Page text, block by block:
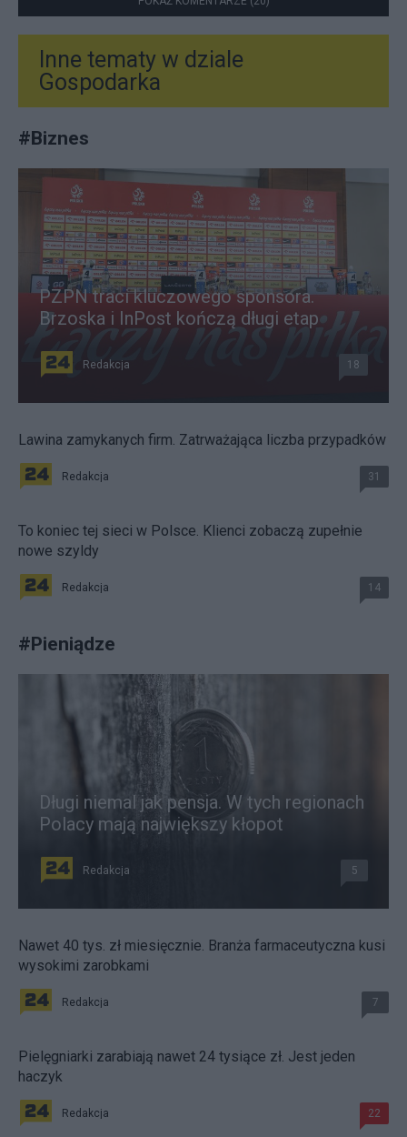
Inne tematy w dziale
Gospodarka
#Biznes
PZPN traci kluczowego sponsora.
Brzoska i InPost kończą długi etap
Redakcja 18
Lawina zamykanych firm. Zatrważająca liczba przypadków
Redakcja 31
To koniec tej sieci w Polsce. Klienci zobaczą zupełnie
nowe szyldy
Redakcja 14
#Pieniądze
Długi niemal jak pensja. W tych regionach
Polacy mają największy kłopot
Redakcja 5
Nawet 40 tys. zł miesięcznie. Branża farmaceutyczna kusi
wysokimi zarobkami
Redakcja 7
Pielęgniarki zarabiają nawet 24 tysiące zł. Jest jeden
haczyk
Redakcja 22